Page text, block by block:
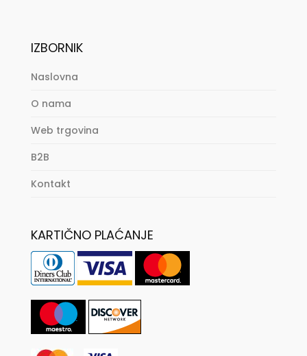
IZBORNIK
Naslovna
O nama
Web trgovina
B2B
Kontakt
KARTIČNO PLAĆANJE